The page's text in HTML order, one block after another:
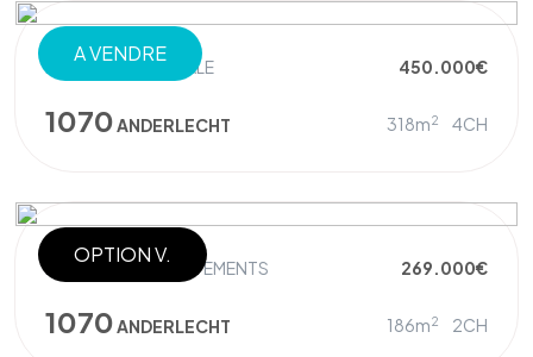
A VENDRE
MAISON UNIFAMILIALE 450.000€
1070ANDERLECHT 318m2 4CH
OPTION V.
IMMEUBLE À APPARTEMENTS 269.000€
1070ANDERLECHT 186m2 2CH